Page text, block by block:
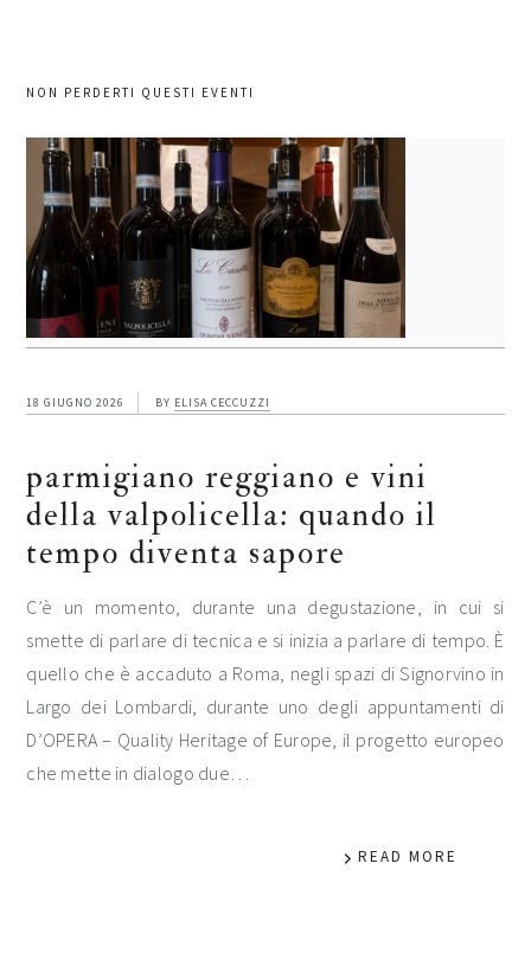
NON PERDERTI QUESTI EVENTI
18 GIUGNO 2026 BY ELISA CECCUZZI
parmigiano reggiano e vini
della valpolicella: quando il
tempo diventa sapore
C’è un momento, durante una degustazione, in cui si
smette di parlare di tecnica e si inizia a parlare di tempo. È
quello che è accaduto a Roma, negli spazi di Signorvino in
Largo dei Lombardi, durante uno degli appuntamenti di
D’OPERA – Quality Heritage of Europe, il progetto europeo
che mette in dialogo due…
READ MORE